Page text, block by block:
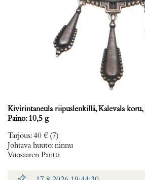
Kivirintaneula riipuslenkillä, Kalevala koru,
Paino: 10,5 g
Tarjous:40 € (7)
Johtava huuto:ninnu
Vuosaaren Pantti